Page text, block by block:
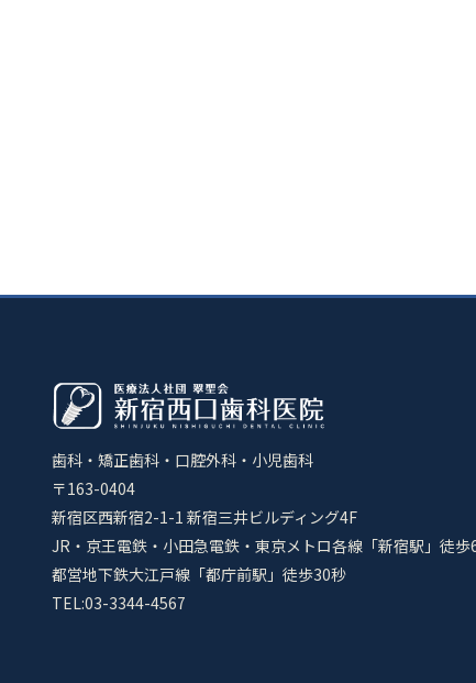
歯科・矯正歯科・口腔外科・小児歯科
〒163-0404
新宿区西新宿2-1-1 新宿三井ビルディング4F
JR・京王電鉄・小田急電鉄・東京メトロ各線「新宿駅」徒歩
都営地下鉄大江戸線「都庁前駅」徒歩30秒
TEL:03-3344-4567